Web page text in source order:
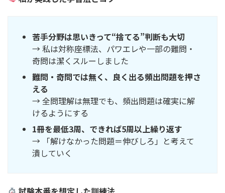
苦手分野は思いきって“捨てる”判断も大切
→ 私は対称座標法、パワエレや一部の難問・
奇問は潔くスルーしました
難問・奇問では無く、良く出る頻出問題を押さ
える
→ 全問理解は無理でも、頻出問題は確実に解
けるようにする
1冊を最低3周、できれば5周以上繰り返す
→ 「解けなかった問題＝伸びしろ」と考えて
潰していく